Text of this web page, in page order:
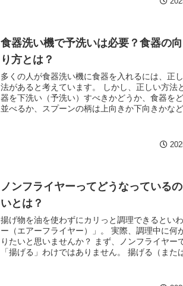
食器洗い機で予洗いは必要？食器の
り方とは？
多くの人が食器洗い機に食器を入れるには、正
法があると考えています。 しかし、正しい方法
器を下洗い（予洗い）すべきかどうか、食器を
並べるか、スプーンの柄は上向きか下向きかなど
ノンフライヤーってどうなっている
いとは？
揚げ物を油を使わずにカリっと調理できるとい
ー（エアーフライヤー）」。 実際、調理中に何
りたいと思いませんか？ まず、ノンフライヤー
「揚げる」わけではありません。 揚げる（また